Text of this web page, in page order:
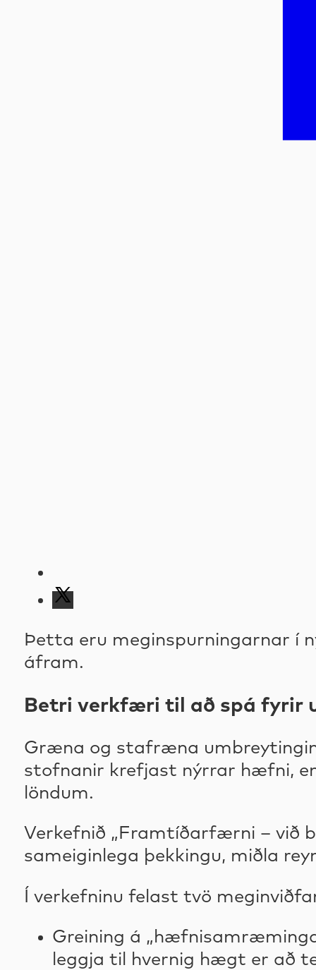
Þetta eru meginspurningarnar í
áfram.
Betri verkfæri til að spá fyrir
Græna og stafræna
stofnanir krefjast nýrrar hæfni,
löndum.
Verkefnið „Framtíðarfærni – við
sameiginlega þekkingu, miðla
Í verkefninu felast tvö
Greining á
leggja til hvernig hægt er að